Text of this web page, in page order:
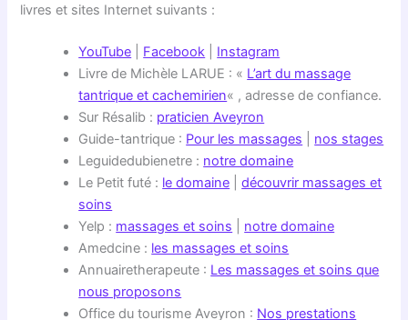
livres et sites Internet suivants :
YouTube Facebook
Instagram
Livre de Michèle LARUE : « L’art du massage
tantrique et cachemirien« , adresse de confiance.
Sur Résalib : praticien Aveyron
Guide-tantrique : Pour les massages
nos stages
Leguidedubienetre : notre domaine
Le Petit futé : le domaine |découvrir massages et
soins
Yelp : massages et soins
notre domaine
Amedcine : les massages et soins
Annuairetherapeute : Les massages et soins que
nous proposons
Office du tourisme Aveyron : Nos prestations